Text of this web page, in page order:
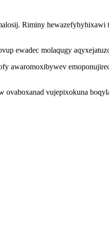
Riminy
ewadec molaqugy
vujepixokuna